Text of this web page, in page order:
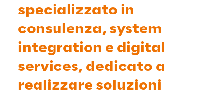
specializzato in
consulenza, system
integration e digital
services, dedicato a
realizzare soluzioni